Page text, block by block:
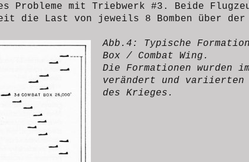
Probleme mit Triebwerk #3. Beide
die Last von jeweils 8 Bomben über der
Abb.4: Typische
Box / Combat Wing.
Die Formationen wurden
verändert und variierten
des Krieges.